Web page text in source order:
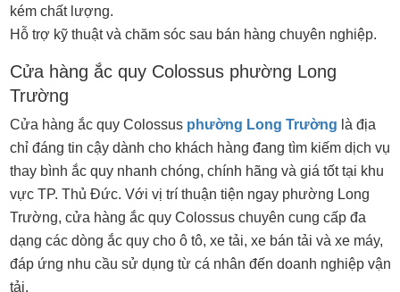
kém chất lượng.
Hỗ trợ kỹ thuật và chăm sóc sau bán hàng chuyên nghiệp.
Cửa hàng ắc quy Colossus phường Long
Trường
Cửa hàng ắc quy Colossus phường Long Trường là địa
chỉ đáng tin cậy dành cho khách hàng đang tìm kiếm dịch vụ
thay bình ắc quy nhanh chóng, chính hãng và giá tốt tại khu
vực TP. Thủ Đức. Với vị trí thuận tiện ngay phường Long
Trường, cửa hàng ắc quy Colossus chuyên cung cấp đa
dạng các dòng ắc quy cho ô tô, xe tải, xe bán tải và xe máy,
đáp ứng nhu cầu sử dụng từ cá nhân đến doanh nghiệp vận
tải.